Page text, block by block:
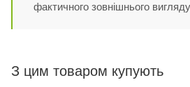
фактичного зовнішнього
З цим товаром купують